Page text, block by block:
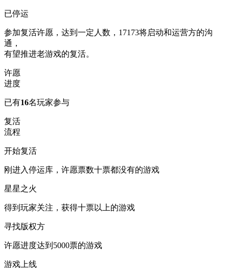
已停运
参加复活许愿，达到一定人数，17173将启动和运营方的沟
通，
有望推进老游戏的复活。
许愿
进度
已有16名玩家参与
复活
流程
开始复活
刚进入停运库，许愿票数十票都没有的游戏
星星之火
得到玩家关注，获得十票以上的游戏
寻找版权方
许愿进度达到5000票的游戏
游戏上线